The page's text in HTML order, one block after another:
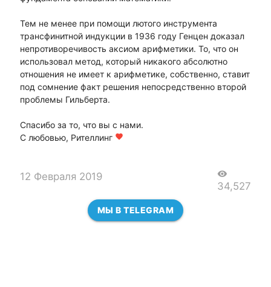
Тем не менее при помощи лютого инструмента
трансфинитной индукции в 1936 году Генцен доказал
непротиворечивость аксиом арифметики. То, что он
использовал метод, который никакого абсолютно
отношения не имеет к арифметике, собственно, ставит
под сомнение факт решения непосредственно второй
проблемы Гильберта.
Спасибо за то, что вы с нами.
С любовью, Рителлинг favorite
12 Февраля 2019 visibility
34,527
МЫ В TELEGRAM